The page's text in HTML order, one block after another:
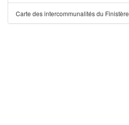
Carte des intercommunalités du Finistère